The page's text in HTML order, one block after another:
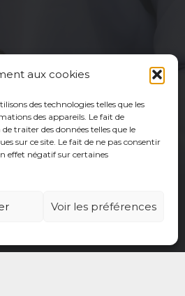
aux cookies
des technologies telles que les
des appareils. Le fait de
traiter des données telles que le
sur ce site. Le fait de ne pas consentir
effet négatif sur certaines
Voir les préférences
Adhérer Contact